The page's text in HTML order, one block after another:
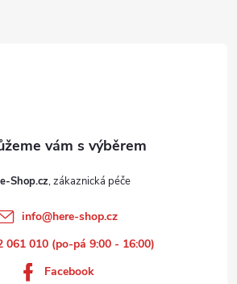
Shop.cz
info@here-shop.cz
061 010 (po-pá 9:00 - 16:00)
Facebook